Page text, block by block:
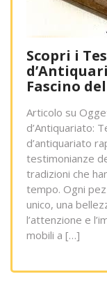
Scopri i
Fascino
Articolo su
d’Antiquariato:
d’antiquariato
testimonianze
tradizioni che
tempo. Ogni
unico, una
l’attenzione e
mobili a […]